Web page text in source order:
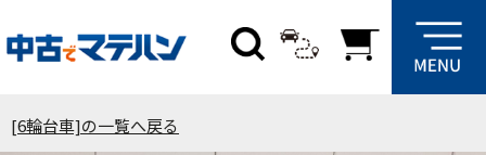
[6輪台車]の一覧へ戻る